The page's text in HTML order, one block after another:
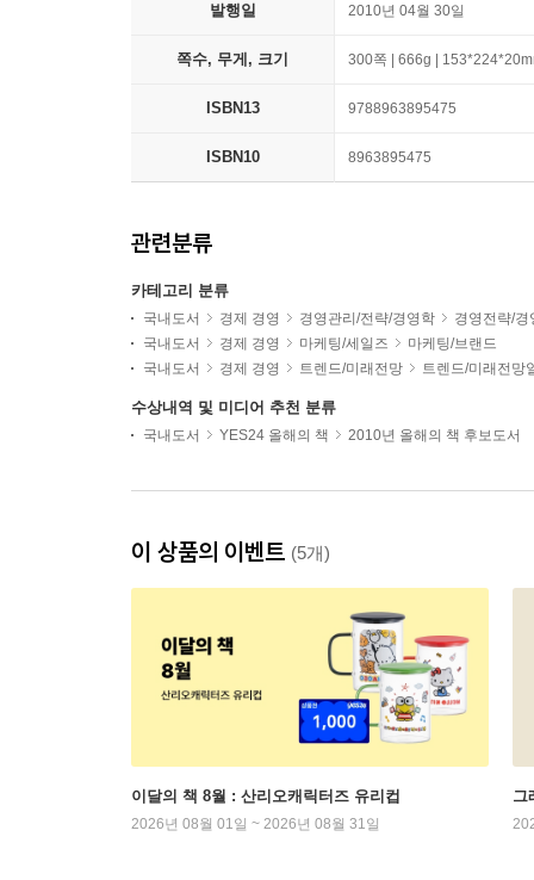
발행일 2010년 04월 30일
쪽수, 무게, 크기 300쪽 | 666g |
ISBN13 9788963895475
ISBN10 8963895475
관련분류
카테고리 분류
국내도서 경제 경영 경영관리/전략/경영학
경영전략/경
국내도서
경제 경영 마케팅/세일즈
마케팅/브랜드
국내도서
경제 경영 트렌드/미래전망 트렌드/미래전망
수상내역 및 미디어 추천 분류
국내도서 YES24 올해의 책 2010년 올해의 책 후보도서
이 상품의 이벤트 (5개)
이달의 책 8월 : 산리오캐릭터즈 유리컵
2026년 08월 01일 ~ 2026년 08월 31일
그